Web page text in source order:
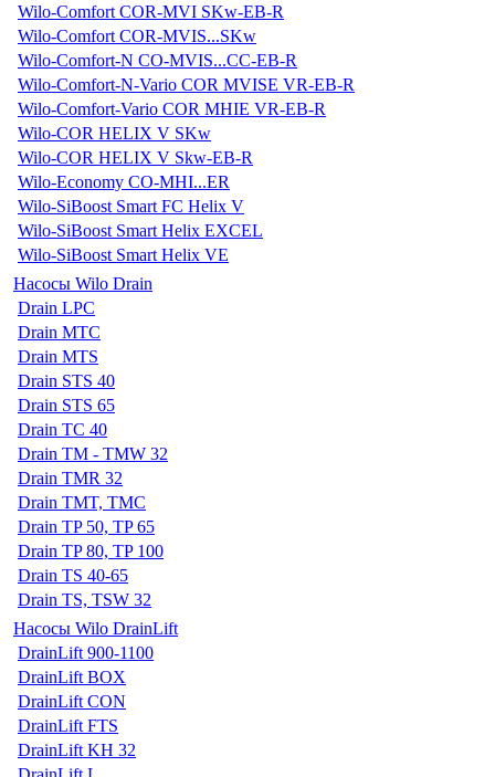
Wilo-Comfort COR-MVI SKw-EB-R
Wilo-Comfort COR-MVIS...SKw
Wilo-Comfort-N CO-MVIS...CC-EB-R
Wilo-Comfort-N-Vario COR MVISE VR-EB-R
Wilo-Comfort-Vario COR MHIE VR-EB-R
Wilo-COR HELIX V SKw
Wilo-COR HELIX V Skw-EB-R
Wilo-Economy CO-MHI...ER
Wilo-SiBoost Smart FC Helix V
Wilo-SiBoost Smart Helix EXCEL
Wilo-SiBoost Smart Helix VE
Насосы Wilo Drain
Drain LPC
Drain MTC
Drain MTS
Drain STS 40
Drain STS 65
Drain TC 40
Drain TM - TMW 32
Drain TMR 32
Drain TMT, TMC
Drain TP 50, TP 65
Drain TP 80, TP 100
Drain TS 40-65
Drain TS, TSW 32
Насосы Wilo DrainLift
DrainLift 900-1100
DrainLift BOX
DrainLift CON
DrainLift FTS
DrainLift KH 32